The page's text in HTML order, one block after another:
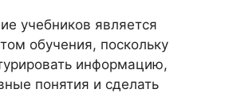
учебников является
обучения, поскольку
информацию,
понятия и сделать